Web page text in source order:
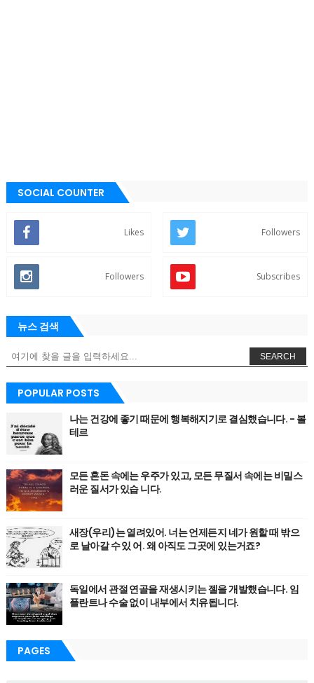
SOCIAL COUNTER
Likes Followers
Followers Subscribes
뉴스 검색
SEARCH
POPULAR POSTS
나는 건강에 좋기 때문에 행복해지기로 결심했습니다. - 볼
테르
모든 혼돈 속에는 우주가 있고, 모든 무질서 속에는 비밀스
러운 질서가 있습 니다.
새장(우리)는 열려있어. 너는 언제든지 네가 원할 때 밖으
로 날아갈 수 있 어. 왜 아직도 그곳에 있는거죠?
독일에서 관절 연골을 재생시키는 젤을 개발했습니다. 임
플란트나 수술 없이 내부에서 치유됩니다.
PAGES